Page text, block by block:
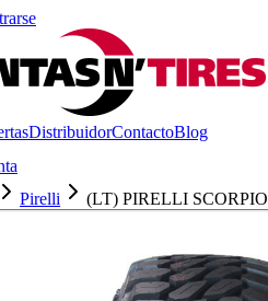
DistribuidorContactoBlog
Pirelli (LT) PIRELLI